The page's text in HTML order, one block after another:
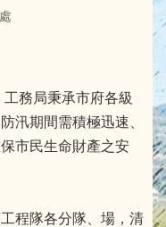
務局秉承市府各級
汛期間需積極迅速、
市民生命財產之安
程隊各分隊、場，清